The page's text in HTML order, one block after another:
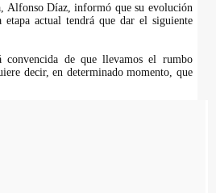
Alfonso Díaz, informó que su evolución
actual tendrá que dar el siguiente
convencida de que llevamos el rumbo
decir, en determinado momento, que